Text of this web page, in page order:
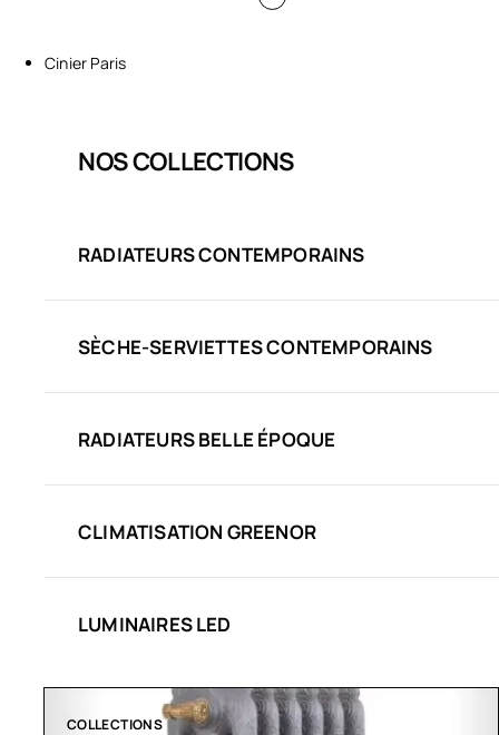
Cinier Paris
NOS COLLECTIONS
RADIATEURS CONTEMPORAINS
SÈCHE-SERVIETTES CONTEMPORAINS
RADIATEURS BELLE ÉPOQUE
CLIMATISATION GREENOR
LUMINAIRES LED
CLIMATISATION GREENOR